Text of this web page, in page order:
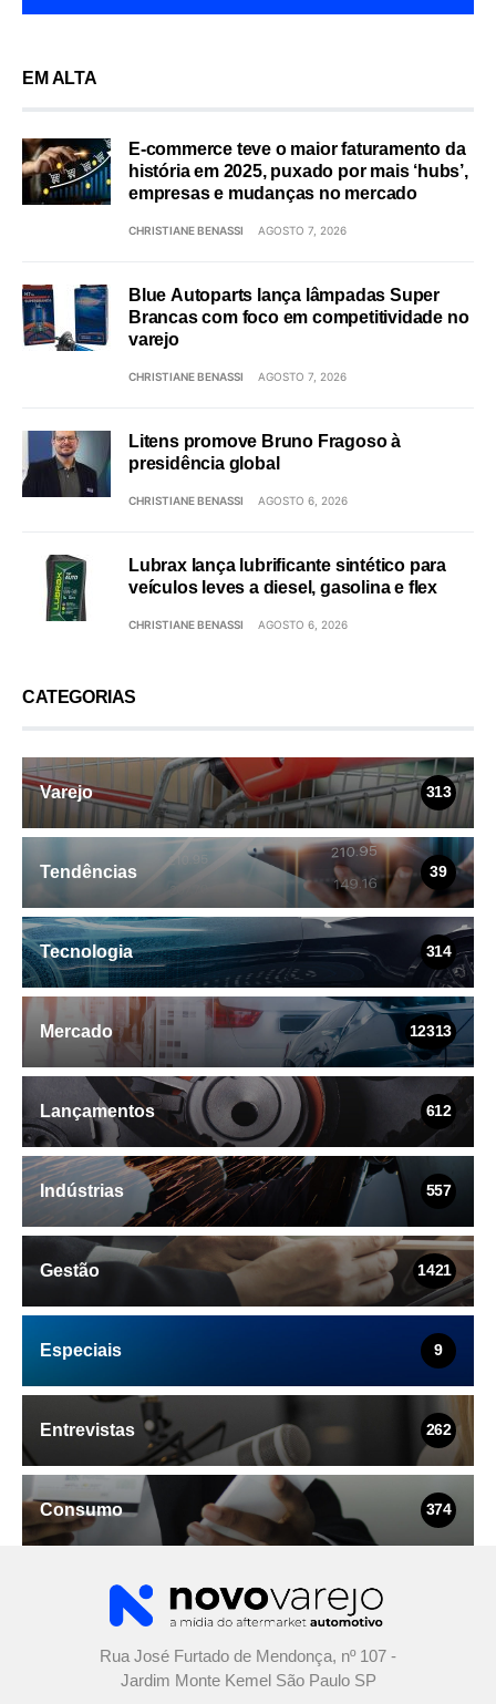
EM ALTA
E-commerce teve o maior faturamento da
história em 2025, puxado por mais ‘hubs’,
empresas e mudanças no mercado
CHRISTIANE BENASSI AGOSTO 7, 2026
Blue Autoparts lança lâmpadas Super
Brancas com foco em competitividade no
varejo
CHRISTIANE BENASSI AGOSTO 7, 2026
Litens promove Bruno Fragoso à
presidência global
CHRISTIANE BENASSI AGOSTO 6, 2026
Lubrax lança lubrificante sintético para
veículos leves a diesel, gasolina e flex
CHRISTIANE BENASSI AGOSTO 6, 2026
CATEGORIAS
Varejo 313
Tendências 39
Tecnologia 314
Mercado 12313
Lançamentos 612
Indústrias 557
Gestão 1421
Especiais 9
Entrevistas 262
Consumo 374
Rua José Furtado de Mendonça, nº 107 -
Jardim Monte Kemel São Paulo SP